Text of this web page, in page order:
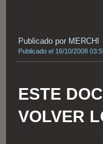
Publicado por MERCHI
Publicado el 16/10/2008
ESTE
VOLVER